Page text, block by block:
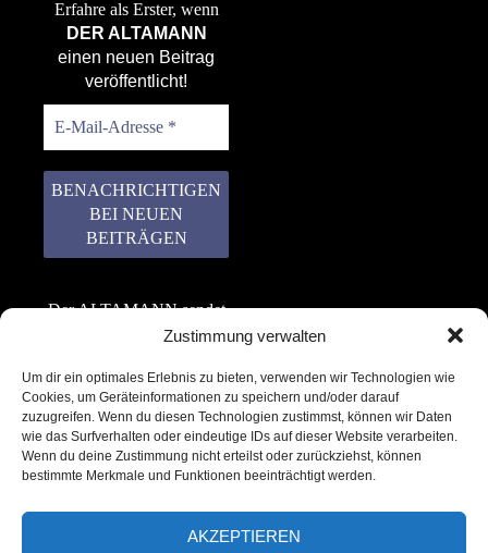
Zustimmung verwalten
Um dir ein optimales Erlebnis zu bieten, verwenden wir Technologien wie
Cookies, um Geräteinformationen zu speichern und/oder darauf
zuzugreifen. Wenn du diesen Technologien zustimmst, können wir Daten
wie das Surfverhalten oder eindeutige IDs auf dieser Website verarbeiten.
Wenn du deine Zustimmung nicht erteilst oder zurückziehst, können
bestimmte Merkmale und Funktionen beeinträchtigt werden.
AKZEPTIEREN
Erfahre als Erster, wenn
DER ALTAMANN
einen neuen Beitrag
veröffentlicht!
Der ALTAMANN sendet
keinen Spam! Er gibt
weiter. Erfahre mehr in
unserer
Datenschutzerklärung.